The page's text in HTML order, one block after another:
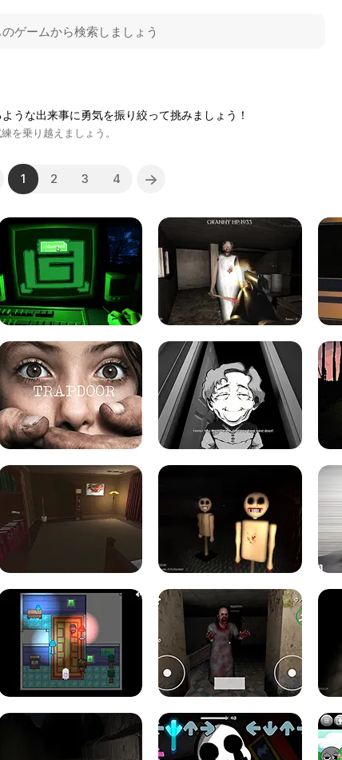
うな出来事に勇気を振り絞って挑みましょう！
を乗り越えましょう。
1 2 3 4